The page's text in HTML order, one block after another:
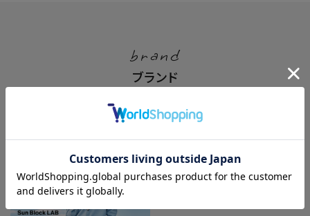
brand
ブランド